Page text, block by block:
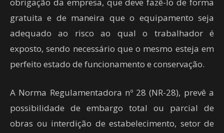
gratuita e de maneira que o equipamento seja
adequado ao risco ao qual o trabalhador é
exposto, sendo necessário que o mesmo esteja em
perfeito estado de funcionamento e conservação.
A Norma Regulamentadora nº 28 (NR-28), prevê a
possibilidade de embargo total ou parcial de
obras ou interdição de estabelecimento, setor de